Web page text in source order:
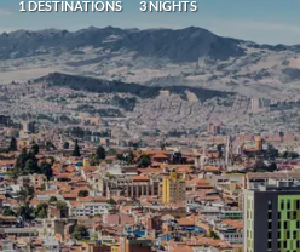
1 DESTINATIONS 3 NIGHTS